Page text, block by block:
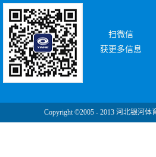
扫微信
获更多信息
Copyright ©2005 - 2013 河北银河体